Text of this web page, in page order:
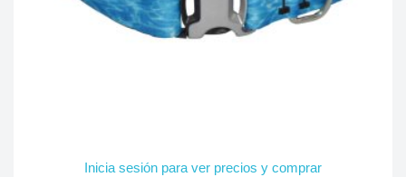
Inicia sesión para ver precios y comprar